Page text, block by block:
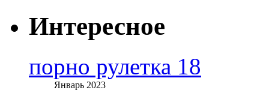
Интересное
порно рулетка 18
Январь 2023